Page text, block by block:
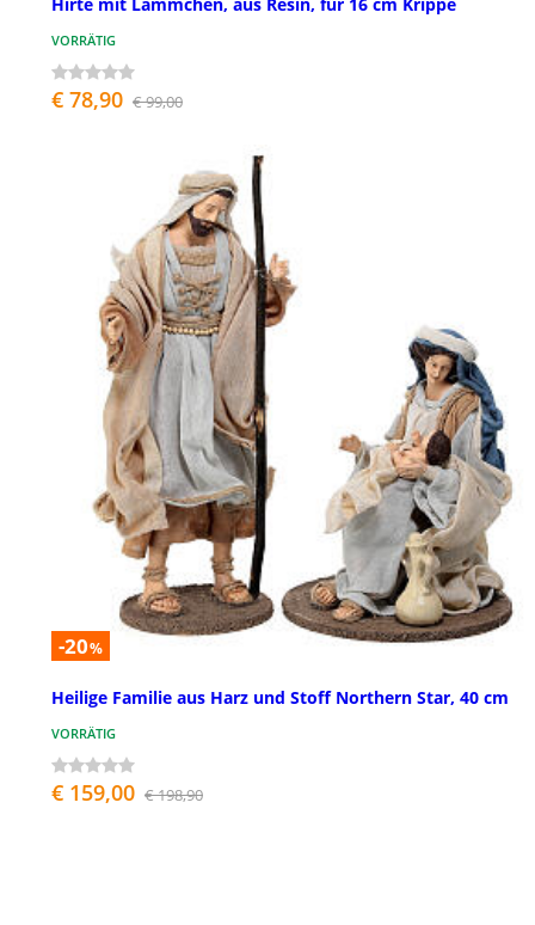
VORRÄTIG
€ 78,90 € 99,00
-20%
Heilige Familie aus Harz und Stoff Northern Star, 40 cm
VORRÄTIG
€ 159,00 € 198,90